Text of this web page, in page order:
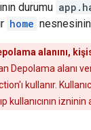
durumu
home nesnesinin
alanını,
Depolama alanı
kullanır.
kullanıcının izninin